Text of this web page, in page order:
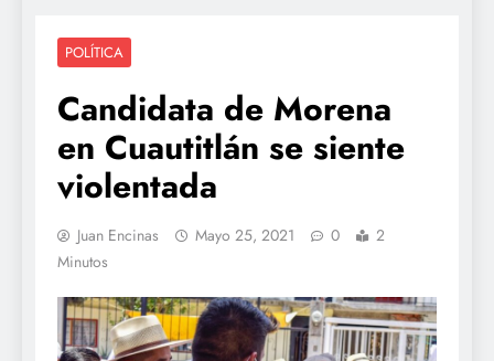
POLÍTICA
Candidata de Morena
en Cuautitlán se siente
violentada
Juan Encinas Mayo 25, 2021 0
2
Minutos